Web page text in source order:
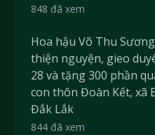
848 đã xem
Hoa hậu Võ Thu
thiện nguyện, gieo
28 và tặng 300 phần
con thôn Đoàn Kết, xã
Đắk Lắk
844 đã xem